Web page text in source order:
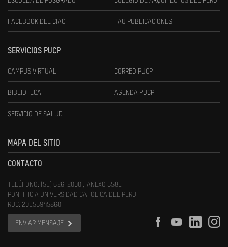
FACEBOOK DEL CIAC FAU PUBLICACIONES
SERVICIOS PUCP
CAMPUS VIRTUAL CORREO PUCP
BIBLIOTECA AGENDA PUCP
SERVICIO DE SALUD
MAPA DEL SITIO
CONTACTO
TELÉFONO: (51) 626-2000 , ANEXO 5581
PONTIFICIA UNIVERSIDAD CATOLICA DEL PERU
RUC: 20155945860
ENVIAR MENSAJE